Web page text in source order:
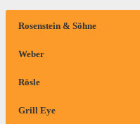
Rosenstein & Söhne
Weber
Rösle
Grill Eye